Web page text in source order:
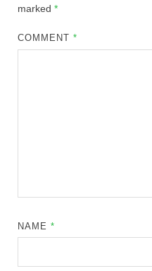
marked *
COMMENT*
NAME*